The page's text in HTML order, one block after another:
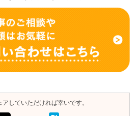
アしていただければ幸いです。